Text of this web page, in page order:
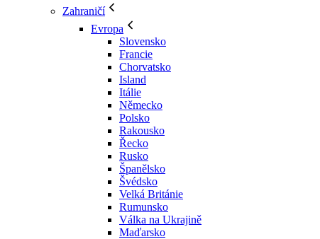
Zahraničí
Evropa
Slovensko
Francie
Chorvatsko
Island
Itálie
Německo
Polsko
Rakousko
Řecko
Rusko
Španělsko
Švédsko
Velká Británie
Rumunsko
Válka na Ukrajině
Maďarsko